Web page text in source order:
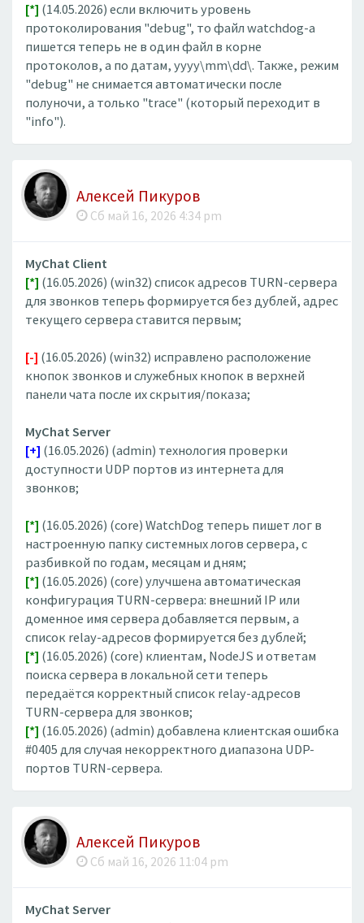
[*] (14.05.2026) если включить уровень
протоколирования "debug", то файл watchdog-а
пишется теперь не в один файл в корне
протоколов, а по датам, yyyy\mm\dd\. Также, режим
"debug" не снимается автоматически после
полуночи, а только "trace" (который переходит в
"info").
Алексей Пикуров
Сб май 16, 2026 4:34 pm
MyChat Client
[*] (16.05.2026) (win32) список адресов TURN-сервера
для звонков теперь формируется без дублей, адрес
текущего сервера ставится первым;
[-] (16.05.2026) (win32) исправлено расположение
кнопок звонков и служебных кнопок в верхней
панели чата после их скрытия/показа;
MyChat Server
[+] (16.05.2026) (admin) технология проверки
доступности UDP портов из интернета для
звонков;
[*] (16.05.2026) (core) WatchDog теперь пишет лог в
настроенную папку системных логов сервера, с
разбивкой по годам, месяцам и дням;
[*] (16.05.2026) (core) улучшена автоматическая
конфигурация TURN-сервера: внешний IP или
доменное имя сервера добавляется первым, а
список relay-адресов формируется без дублей;
[*] (16.05.2026) (core) клиентам, NodeJS и ответам
поиска сервера в локальной сети теперь
передаётся корректный список relay-адресов
TURN-сервера для звонков;
[*] (16.05.2026) (admin) добавлена клиентская ошибка
#0405 для случая некорректного диапазона UDP-
портов TURN-сервера.
Алексей Пикуров
Сб май 16, 2026 11:04 pm
MyChat Server